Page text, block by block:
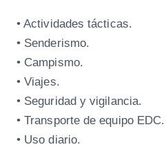
• Actividades tácticas.
• Senderismo.
• Campismo.
• Viajes.
• Seguridad y vigilancia.
• Transporte de equipo EDC.
• Uso diario.